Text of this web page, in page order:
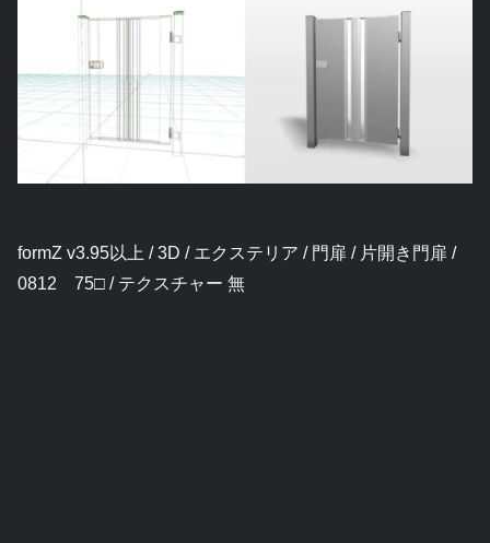
formZ v3.95以上 / 3D / エクステリア / 門扉 / 片開き門扉 /
0812 75□ / テクスチャー 無